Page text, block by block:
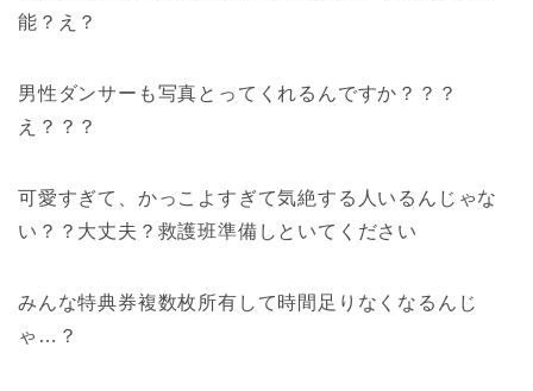
能？え？
男性ダンサーも写真とってくれるんですか？？？
え？？？
可愛すぎて、かっこよすぎて気絶する人いるんじゃな
い？？大丈夫？救護班準備しといてください
みんな特典券複数枚所有して時間足りなくなるんじ
ゃ…？